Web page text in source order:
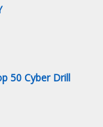
50 Cyber Drill